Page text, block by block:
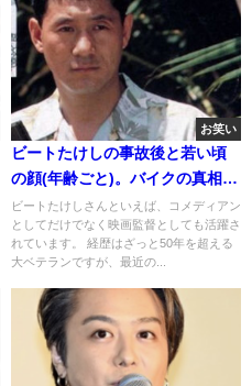
お笑い
ビートたけしの事故後と若い頃
の顔(年齢ごと)。バイクの真相と
昔の相方/きよし
ビートたけしさんといえば、コメディアン
としてだけでなく映画監督としても活躍さ
れています。 経歴はざっと50年を超える
大ベテランですが、最近の...